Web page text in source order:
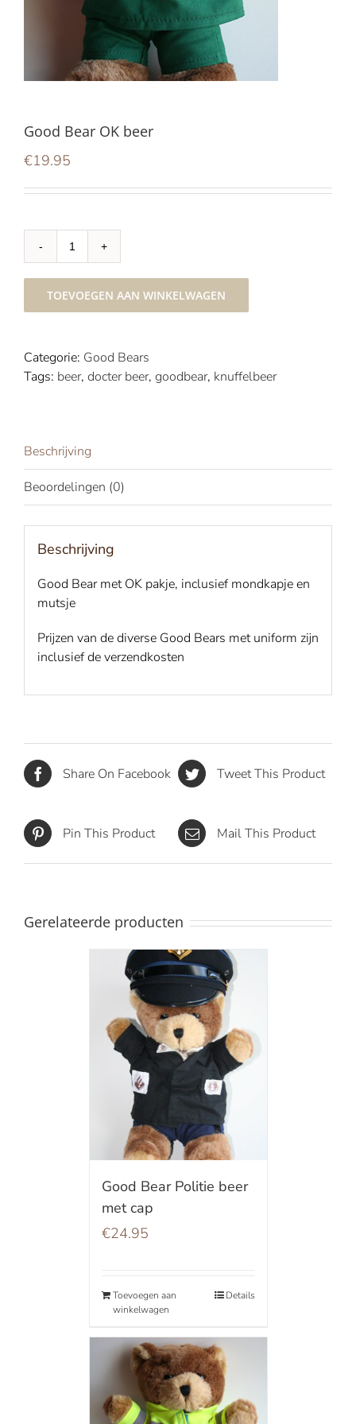
Good Bear OK beer
€19.95
Good
Bear
OK
beer
TOEVOEGEN AAN WINKELWAGEN
Categorie: Good Bears
Tags: beer, docter beer, goodbear, knuffelbeer
Beschrijving
Beoordelingen (0)
Beschrijving
Good Bear met OK pakje, inclusief mondkapje en
mutsje
Prijzen van de diverse Good Bears met uniform zijn
inclusief de verzendkosten
Share On Facebook Tweet This Product
Pin This Product Mail This Product
Gerelateerde producten
Good Bear Politie beer
met cap
€24.95
Toevoegen aan
winkelwagen
Details